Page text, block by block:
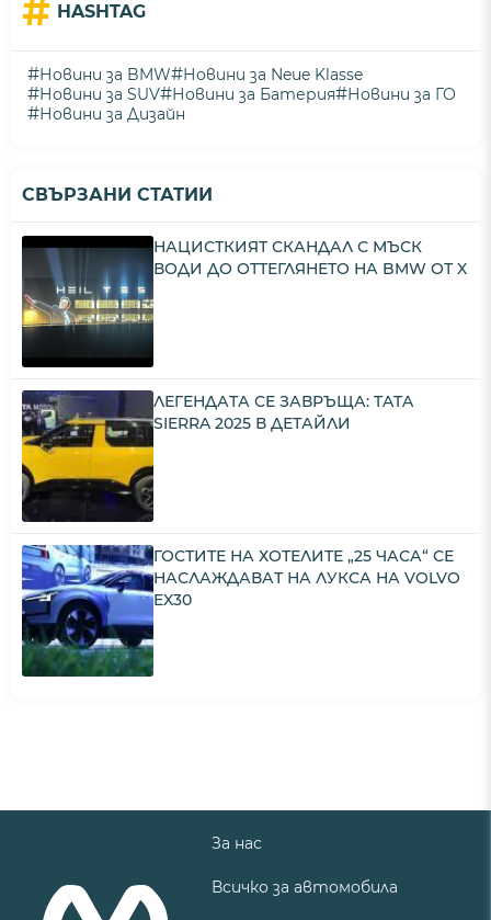
# HASHTAG
#Новини за BMW#Новини за Neue Klasse
#Новини за SUV#Новини за Батерия#Новини за ГО
#Новини за Дизайн
СВЪРЗАНИ СТАТИИ
НАЦИСТКИЯТ СКАНДАЛ С МЪСК
ВОДИ ДО ОТТЕГЛЯНЕТО НА BMW ОТ X
ЛЕГЕНДАТА СЕ ЗАВРЪЩА: TATA
SIERRA 2025 В ДЕТАЙЛИ
ГОСТИТЕ НА ХОТЕЛИТЕ „25 ЧАСА“ СЕ
НАСЛАЖДАВАТ НА ЛУКСА НА VOLVO
EX30
За нас
Всичко за автомобила